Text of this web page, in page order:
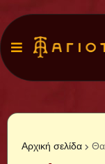
Αρχική σελίδα